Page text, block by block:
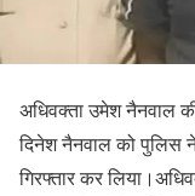
अधिवक्ता उमेश नैनवाल
दिनेश नैनवाल को पुलिस
गिरफ्तार कर